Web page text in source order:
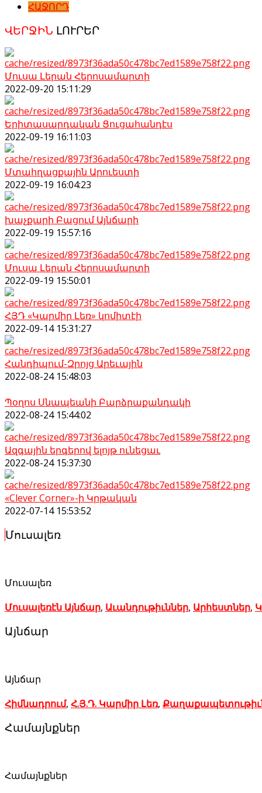
ՀԱՋՈՐԴ
ՎԵՐՋԻՆ ԼՈՒՐԵՐ
Մուսա Լերան Հերոսամարտի
2022-09-20 15:11:29
Երիտասարդական Ցուցահանդէս
2022-09-19 16:11:03
Մտահղացքային Արուեստի
2022-09-19 16:04:23
խաչքարի Բացում Այնճարի
2022-09-19 15:57:16
Մուսա Լերան Հերոսամարտի
2022-09-19 15:50:01
ՀՅԴ «Կարմիր Լեռ» կոմիտէի
2022-09-14 15:31:27
Հանդիպում-Զրոյց Արեւային
2022-08-24 15:48:03
Պօղոս Սնապեանի Բարձրաքանդակի
2022-08-24 15:44:02
Ազգային երգերով ելոյթ ունեցաւ
2022-08-24 15:37:30
«Clever Corner»-ի Կրթական
2022-07-14 15:53:52
Մուսալեռ
Մուսալեռ
Մուսալեռէն Այնճար, Աւանդութիւններ, Արհեստներ,
Այնճար
Այնճար
Հիմնադրում, Հ.Յ.Դ. Կարմիր Լեռ,
Համայնքներ
Համայնքներ